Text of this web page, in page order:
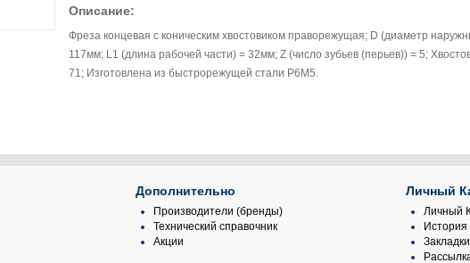
Описание:
Фреза концевая с коническим хвостовиком праворежущая; D (диаметр
117мм; L1 (длина рабочей части) = 32мм; Z (число зубьев (перьев)) = 5;
71; Изготовлена из быстрорежущей стали Р6М5.
Дополнительно
Производители (бренды)
Технический справочник
Акции
Личный
Личный
История
Закладки